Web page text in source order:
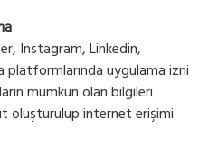
Instagram, Linkedin,
uygulama izni
mümkün olan bilgileri
oluşturulup internet erişimi